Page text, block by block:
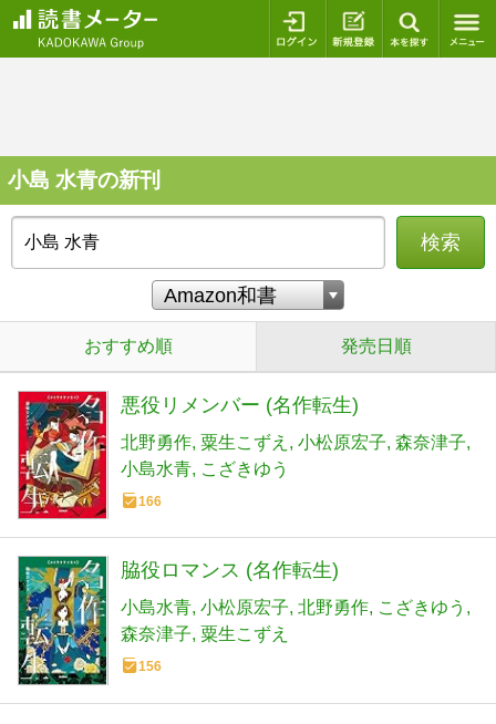
ログイン 新規登録
小島 水青の新刊
検索
おすすめ順 発売日順
悪役リメンバー (名作転生)
北野勇作 粟生こずえ 小松原宏子 森奈津子
小島水青 こざきゆう
166
脇役ロマンス (名作転生)
小島水青 小松原宏子 北野勇作 こざきゆう
森奈津子 粟生こずえ
156